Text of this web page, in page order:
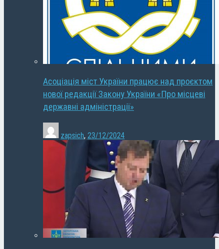
Асоціація міст України працює над проєктом
нової редакції Закону України «Про місцеві
державні адміністрації»
zapsich, 23/12/2024